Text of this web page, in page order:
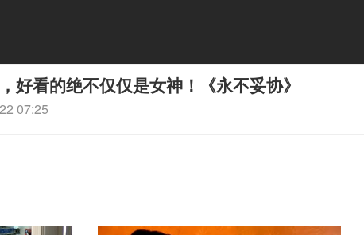
好看的绝不仅仅是女神！《永不妥协》
07:25